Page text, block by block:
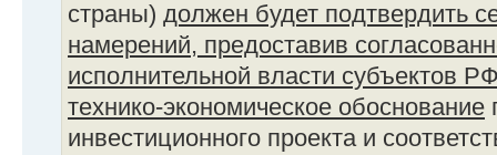
страны) должен будет подтвердить
намерений, предоставив
исполнительной власти субъектов
технико-экономическое обоснование
инвестиционного проекта и